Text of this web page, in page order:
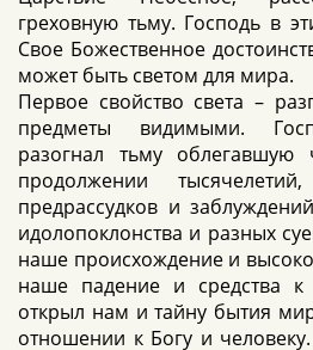
греховную тьму. Господь в
Свое Божественное
может быть светом для мира.
Первое свойство света –
предметы видимыми.
разогнал тьму облегавшую
продолжении
предрассудков и
идолопоклонства и разных
наше происхождение и
наше падение и средства к
открыл нам и тайну бытия
отношении к Богу и